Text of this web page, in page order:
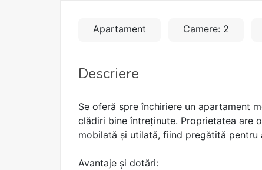
Apartament Camere: 2
Descriere
Se oferă spre închiriere un apartament
clădiri bine întreținute. Proprietatea are
mobilată și utilată, fiind pregătită pentru
Avantaje și dotări: